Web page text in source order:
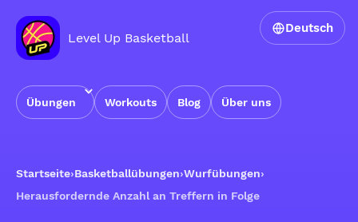
Level Up Basketball
Übungen Workouts Blog Über uns
Deutsch
Startseite›Basketballübungen›Wurfübungen›
Herausfordernde Anzahl an Treffern in Folge